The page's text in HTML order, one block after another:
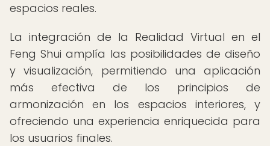
espacios reales.
La integración de la Realidad Virtual en el
Feng Shui amplía las posibilidades de diseño
y visualización, permitiendo una aplicación
más efectiva de los principios de
armonización en los espacios interiores, y
ofreciendo una experiencia enriquecida para
los usuarios finales.